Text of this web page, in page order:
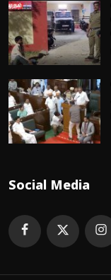
Social Media